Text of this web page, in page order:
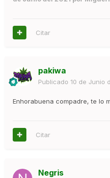
Citar
pakiwa
Publicado 10 de Junio
Enhorabuena compadre, te lo
Citar
Negris